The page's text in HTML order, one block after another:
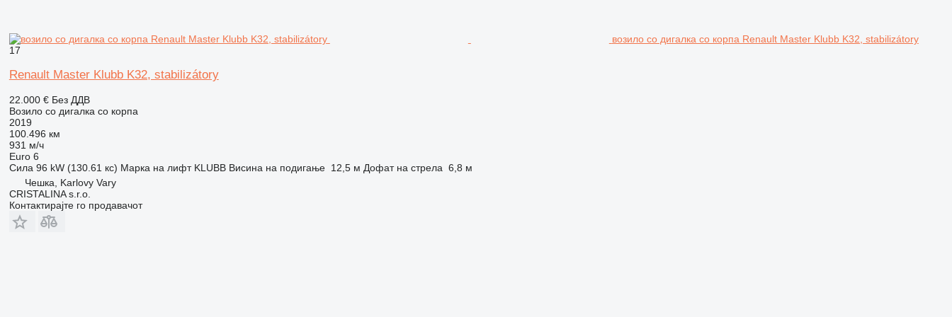
возило со дигалка со корпа Renault Master Klubb K32, stabilizátory
17
Renault Master Klubb K32, stabilizátory
22.000 € Без ДДВ
Возило со дигалка со корпа
2019
100.496 км
931 м/ч
Euro 6
Сила 96 kW (130.61 кс) Марка на лифт KLUBB Висина на подигање 12,5 м Дофат на стрела 6,8 м
Чешка, Karlovy Vary
CRISTALINA s.r.o.
Контактирајте го продавачот